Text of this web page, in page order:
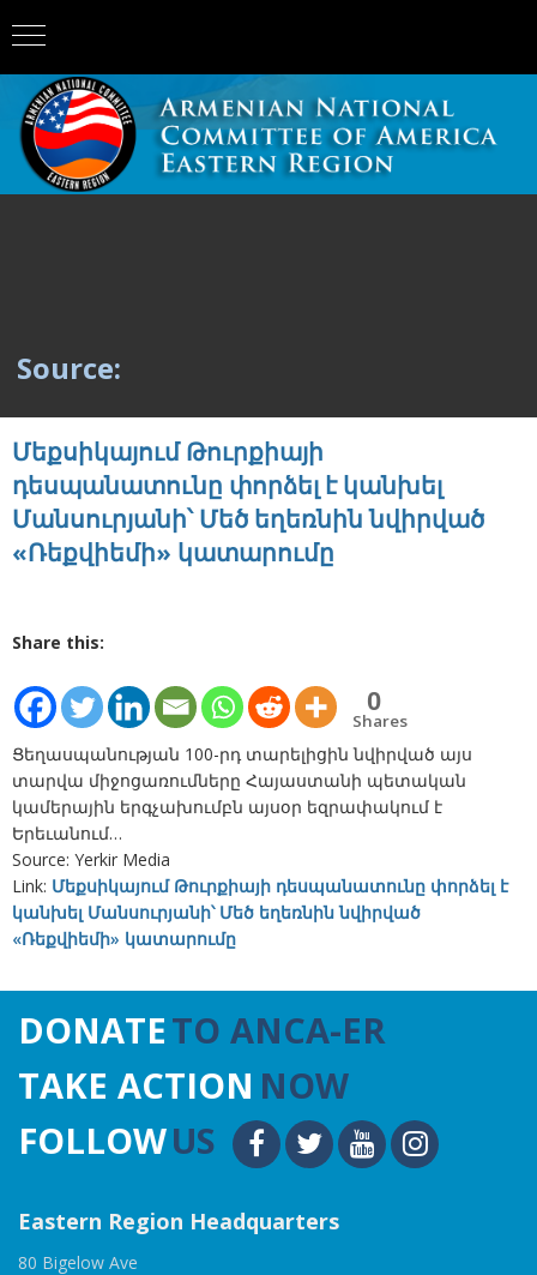
Source:
Մեքսիկայում Թուրքիայի
դեսպանատունը փորձել է կանխել
Մանսուրյանի՝ Մեծ եղեռնին նվիրված
«Ռեքվիեմի» կատարումը
Share this:
0
Shares
Ցեղասպանության 100-րդ տարելիցին նվիրված այս
տարվա միջոցառումները Հայաստանի պետական
կամերային երգչախումբն այսօր եզրափակում է
Երեւանում…
Source: Yerkir Media
Link: Մեքսիկայում Թուրքիայի դեսպանատունը փորձել է
կանխել Մանսուրյանի՝ Մեծ եղեռնին նվիրված
«Ռեքվիեմի» կատարումը
DONATETO ANCA-ER
TAKE ACTION NOW
FOLLOWUS
Eastern Region Headquarters
80 Bigelow Ave